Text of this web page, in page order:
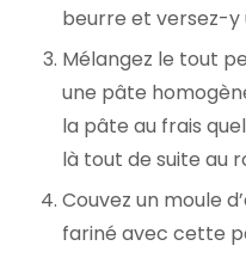
beurre et versez-y
Mélangez le tout
une pâte
la pâte au frais
là tout de suite au
Couvez un moule
fariné avec cette